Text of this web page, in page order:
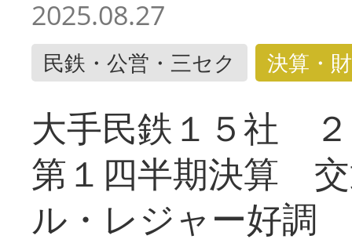
2025.08.27
民鉄・公営・三セク 決算・
大手民鉄１５社
第１四半期決算
ル・レジャー好調